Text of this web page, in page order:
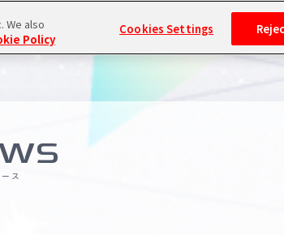
ス
We also
Policy
Cookies Settings